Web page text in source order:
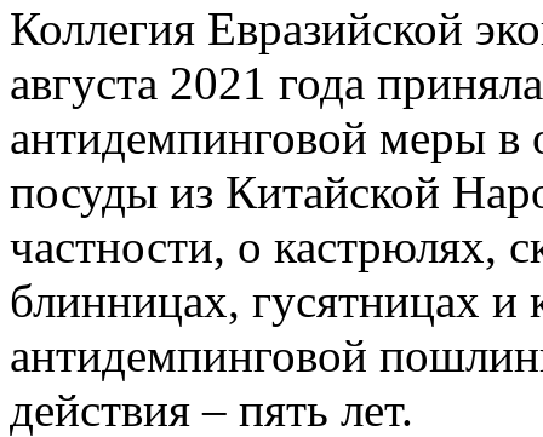
Коллегия Евразийской
августа 2021 года
антидемпинговой меры
посуды из Китайской
частности, о кастрюлях,
блинницах, гусятницах и
антидемпинговой
действия – пять лет.